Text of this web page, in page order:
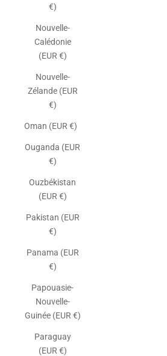
€)
Nouvelle-
Calédonie
(EUR €)
Nouvelle-
Zélande (EUR
€)
Oman (EUR €)
Ouganda (EUR
€)
Ouzbékistan
(EUR €)
Pakistan (EUR
€)
Panama (EUR
€)
Papouasie-
Nouvelle-
Guinée (EUR €)
Paraguay
(EUR €)